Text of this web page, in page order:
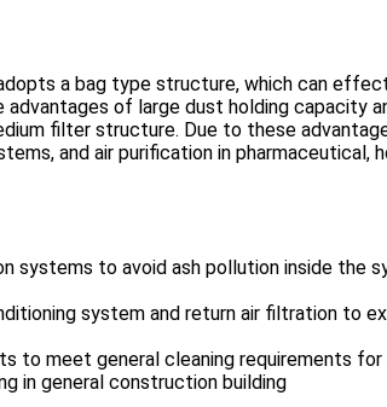
a bag type structure, which can
of large dust holding capacity
filter structure. Due to these
and air purification in pharmaceutical,
systems to avoid ash pollution inside the
system and return air filtration to
to meet general cleaning requirements for
in general construction building